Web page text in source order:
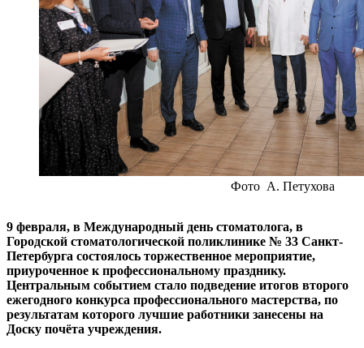
Фото А. Петухова
9 февраля, в Международный день стоматолога, в
Городской стоматологической поликлинике № 33 Санкт-
Петербурга состоялось торжественное мероприятие,
приуроченное к профессиональному празднику.
Центральным событием стало подведение итогов второго
ежегодного конкурса профессионального мастерства, по
результатам которого лучшие работники занесены на
Доску почёта учреждения.